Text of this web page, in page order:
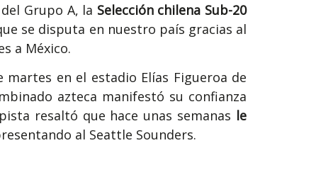
Grupo A, la Selección chilena Sub-20
se disputa en nuestro país gracias al
a México.
en el estadio Elías Figueroa de
azteca manifestó su confianza
resaltó que hace unas semanas le
al Seattle Sounders.